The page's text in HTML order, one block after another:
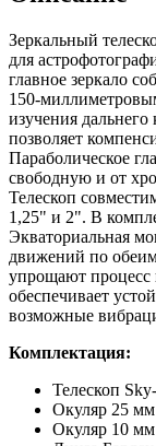
Зеркальный
для
главное зеркало
150-
изучения
позволяет
Параболическое
свободную и от
Телескоп
1,25" и 2". В
Экваториальная
движений по
упрощают процесс
обеспечивает
возможные
Комплектация:
Телескоп
Окуляр 25 мм
Окуляр 10 мм